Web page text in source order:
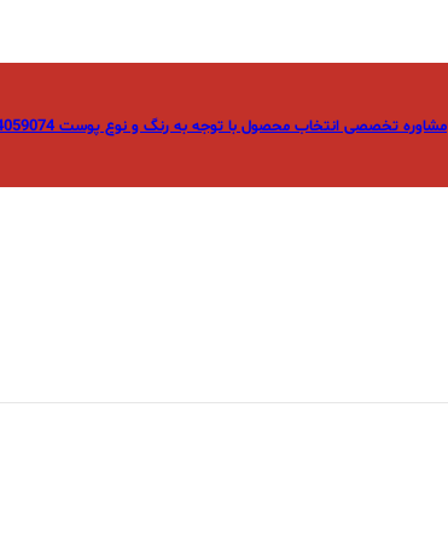
مشاوره تخصصی انتخاب محصول با توجه به رنگ و نوع پوست 09124059074